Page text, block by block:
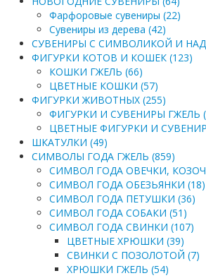
Фарфоровые сувениры (22)
Сувениры из дерева (42)
СУВЕНИРЫ С СИМВОЛИКОЙ И
ФИГУРКИ КОТОВ И КОШЕК (123)
КОШКИ ГЖЕЛЬ (66)
ЦВЕТНЫЕ КОШКИ (57)
ФИГУРКИ ЖИВОТНЫХ (255)
ФИГУРКИ И СУВЕНИРЫ ГЖЕЛЬ
ЦВЕТНЫЕ ФИГУРКИ И
ШКАТУЛКИ (49)
СИМВОЛЫ ГОДА ГЖЕЛЬ (859)
СИМВОЛ ГОДА ОВЕЧКИ,
СИМВОЛ ГОДА ОБЕЗЬЯНКИ (18)
СИМВОЛ ГОДА ПЕТУШКИ (36)
СИМВОЛ ГОДА СОБАКИ (51)
СИМВОЛ ГОДА СВИНКИ (107)
ЦВЕТНЫЕ ХРЮШКИ (39)
СВИНКИ С ПОЗОЛОТОЙ (7)
ХРЮШКИ ГЖЕЛЬ (54)